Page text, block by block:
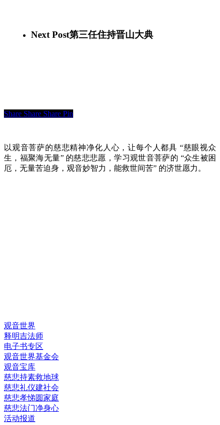
Next Post第三任住持晋山大典
Share Share Share Pin
以观音菩萨的慈悲精神净化人心，让每个人都具 “慈眼视众
生，福聚海无量” 的慈悲悲愿，学习观世音菩萨的 “众生被困
厄，无量苦迫身，观音妙智力，能救世间苦” 的济世愿力。
观音世界
释明吉法师
电子书专区
观音世界基金会
观音宝库
慈悲持素救地球
慈悲礼仪建社会
慈悲孝悌圆家庭
慈悲法门净身心
活动报道